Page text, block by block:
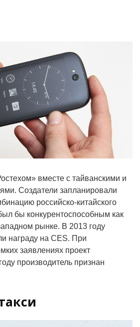
вместе с тайванскими и
Создатели запланировали
российско-китайского
бы конкурентоспособным как
рынке. В 2013 году
награду на CES. При
заявлениях проект
производитель признан